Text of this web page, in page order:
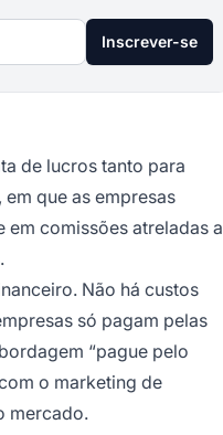
Inscrever-se
de lucros tanto para
que as empresas
comissões atreladas a
Não há custos
só pagam pelas
“pague pelo
o marketing de
mercado.